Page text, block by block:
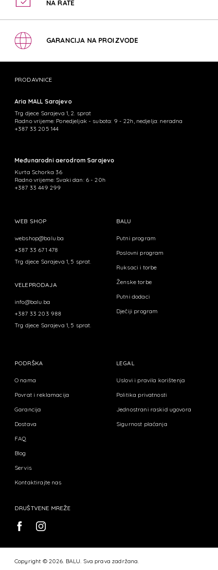
NA RATE
GARANCIJA NA PROIZVODE
PRODAVNICE
Aria MALL Sarajevo
Trg djece Sarajeva 1, 2. sprat
Radno vrijeme: Ponedjeljak - subota: 9 - 22h, nedjelja: neradna
+387 33 205 144
Međunarodni aerodrom Sarajevo
Kurta Schorka 36
Radno vrijeme: Svaki dan: 6 - 20h
+387 33 449 299
WEB SHOP
webshop@balu.ba
+387 33 671 478
Trg djece Sarajeva 1, 5 sprat.
VELEPRODAJA
info@balu.ba
+387 33 203 988
Trg djece Sarajeva 1, 5 sprat.
BALU
Putni program
Poslovni program
Ruksaci i torbe
Ženske torbe
Putni dodaci
Dječiji program
PODRŠKA
O nama
Povrat i reklamacija
Garancija
Dostava
FAQ
Blog
Servis
Kontaktirajte nas
LEGAL
Uslovi i pravila korištenja
Politika privatnosti
Jednostrani raskid ugovora
Sigurnost plaćanja
DRUŠTVENE MREŽE
Copyright © 2026. BALU. Sva prava zadržana.